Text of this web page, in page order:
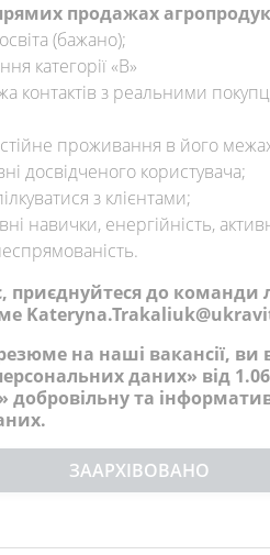
продажах
(бажано);
категорії «В»
контактів з реальними
проживання в його
досвідченого користувача;
з клієнтами;
навички, енергійність,
приєднуйтеся до команди
на наші вакансії, ви
даних» від
добровільну та
ЗААРХІВОВАНО